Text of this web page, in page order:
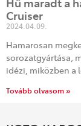
Cruiser
2024.04.09.
Hamarosan
sorozatgyártása,
idézi, miközben
Tovább olvasom »